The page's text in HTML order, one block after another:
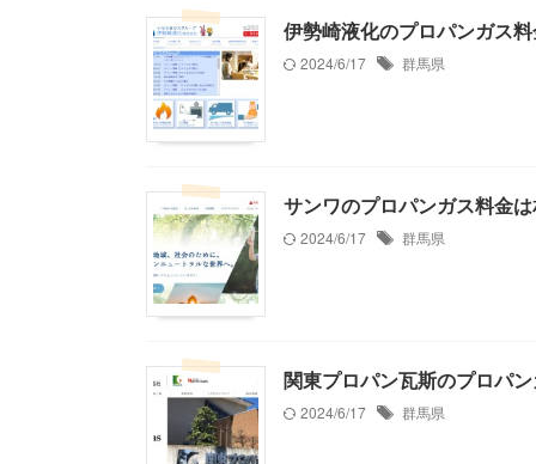
伊勢崎液化のプロパンガス
2024/6/17
群馬県
サンワのプロパンガス料金
2024/6/17
群馬県
関東プロパン瓦斯のプロパ
2024/6/17
群馬県